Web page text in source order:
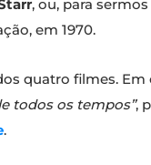
, ou, para
em 1970.
quatro filmes.
todos os tempos”,
.